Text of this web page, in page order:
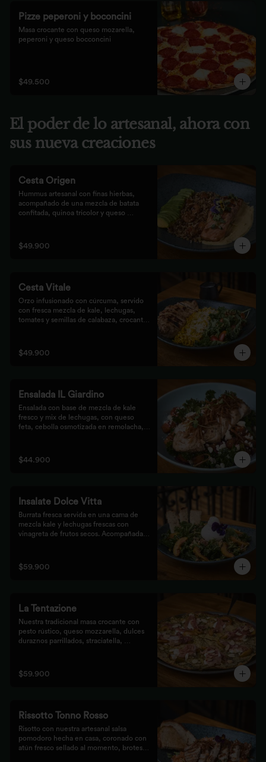
Pizze peperoni y boconcini
Masa crocante con queso mozarella,
peperoni y queso bocconcini
$49.500
El poder de lo artesanal, ahora con
sus nueva creaciones
Cesta Origen
Hummus artesanal con finas hierbas,
acompañado de una mezcla de batata
confitada, quinoa tricolor y queso
$49.900
Cesta Vitale
Orzo infusionado con cúrcuma, servido
con fresca mezcla de kale, lechugas,
tomates y semillas de calabaza, crocante
$49.900
Ensalada IL Giardino
Ensalada con base de mezcla de kale
fresco y mix de lechugas, con queso
feta, cebolla osmotizada en remolacha,
Pollo Romero y finalizada con cipolla
corcante.
$44.900
Insalate Dolce Vitta
Burrata fresca servida en una cama de
mezcla kale y lechugas frescas con
vinagreta de frutos secos. Acompañada
finalizada con bastones de pan de masa
madre al grill.
$59.900
La Tentazione
Nuestra tradicional masa crocante con
pesto rústico, queso mozzarella, dulces
duraznos parrillados, straciatella,
$59.900
Rissotto Tonno Rosso
Risotto con nuestra artesanal salsa
pomodoro hecha en casa, coronado con
atún fresco sellado al momento, brotes